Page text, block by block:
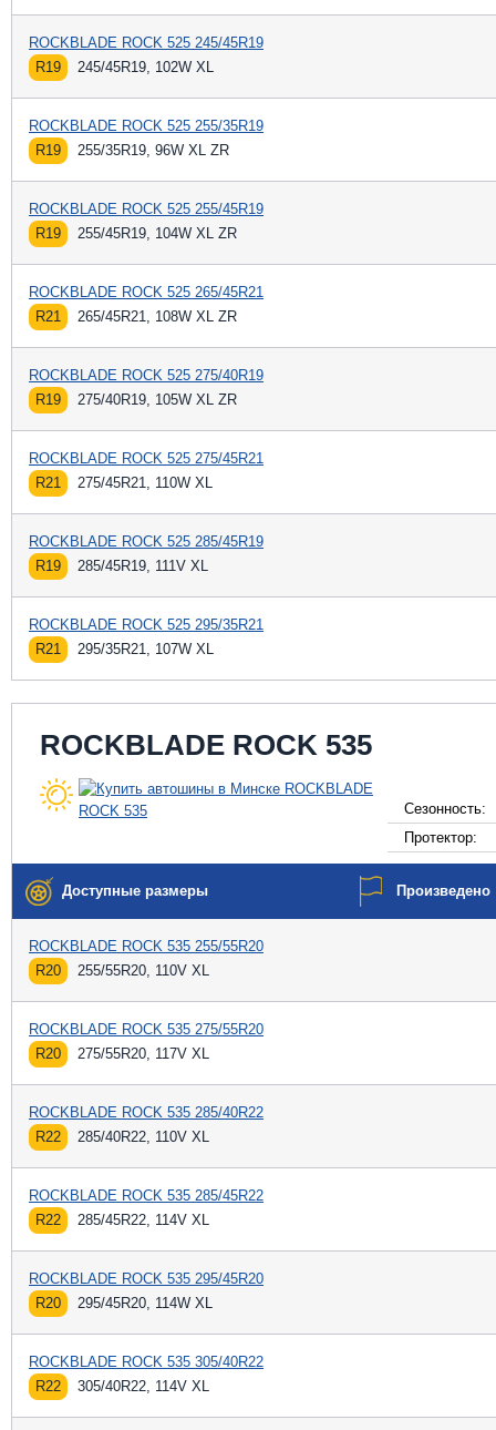
ROCKBLADE ROCK 525 245/45R19
R19
245/45R19, 102W XL
ROCKBLADE ROCK 525 255/35R19
R19
255/35R19, 96W XL ZR
ROCKBLADE ROCK 525 255/45R19
R19
255/45R19, 104W XL ZR
ROCKBLADE ROCK 525 265/45R21
R21
265/45R21, 108W XL ZR
ROCKBLADE ROCK 525 275/40R19
R19
275/40R19, 105W XL ZR
ROCKBLADE ROCK 525 275/45R21
R21
275/45R21, 110W XL
ROCKBLADE ROCK 525 285/45R19
R19
285/45R19, 111V XL
ROCKBLADE ROCK 525 295/35R21
R21
295/35R21, 107W XL
ROCKBLADE ROCK 535
Сезонность:
Протектор:
Доступные размеры Произведено
ROCKBLADE ROCK 535 255/55R20
R20
255/55R20, 110V XL
ROCKBLADE ROCK 535 275/55R20
R20
275/55R20, 117V XL
ROCKBLADE ROCK 535 285/40R22
R22
285/40R22, 110V XL
ROCKBLADE ROCK 535 285/45R22
R22
285/45R22, 114V XL
ROCKBLADE ROCK 535 295/45R20
R20
295/45R20, 114W XL
ROCKBLADE ROCK 535 305/40R22
R22
305/40R22, 114V XL